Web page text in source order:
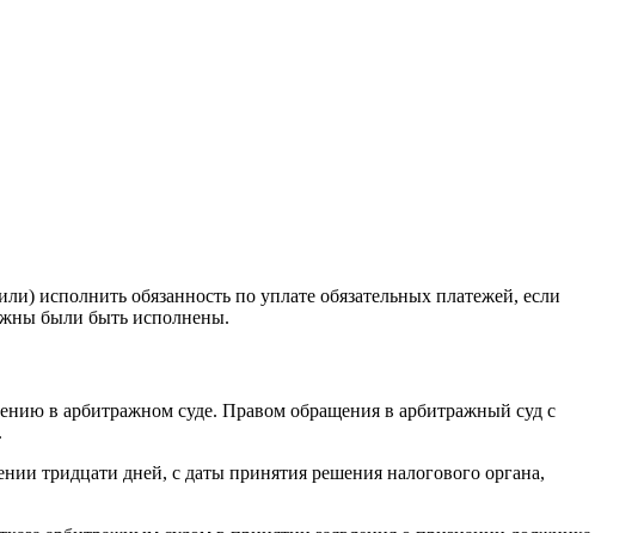
исполнить обязанность по уплате обязательных платежей, если
были быть исполнены.
в арбитражном суде. Правом обращения в арбитражный суд с
тридцати дней, с даты принятия решения налогового органа,